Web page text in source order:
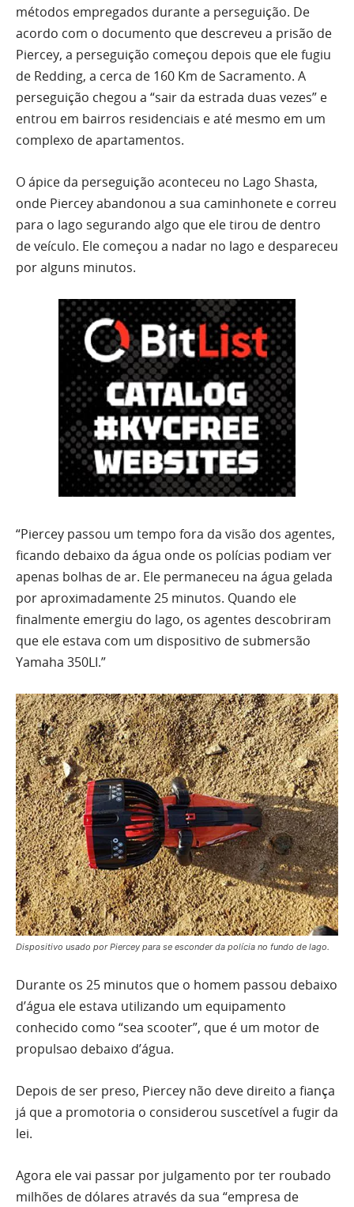
métodos empregados durante a perseguição. De
acordo com o documento que descreveu a prisão de
Piercey, a perseguição começou depois que ele fugiu
de Redding, a cerca de 160 Km de Sacramento. A
perseguição chegou a “sair da estrada duas vezes” e
entrou em bairros residenciais e até mesmo em um
complexo de apartamentos.
O ápice da perseguição aconteceu no Lago Shasta,
onde Piercey abandonou a sua caminhonete e correu
para o lago segurando algo que ele tirou de dentro
de veículo. Ele começou a nadar no lago e despareceu
por alguns minutos.
“Piercey passou um tempo fora da visão dos agentes,
ficando debaixo da água onde os polícias podiam ver
apenas bolhas de ar. Ele permaneceu na água gelada
por aproximadamente 25 minutos. Quando ele
finalmente emergiu do lago, os agentes descobriram
que ele estava com um dispositivo de submersão
Yamaha 350LI.”
Dispositivo usado por Piercey para se esconder da polícia no fundo de lago.
Durante os 25 minutos que o homem passou debaixo
d’água ele estava utilizando um equipamento
conhecido como “sea scooter”, que é um motor de
propulsao debaixo d’água.
Depois de ser preso, Piercey não deve direito a fiança
já que a promotoria o considerou suscetível a fugir da
lei.
Agora ele vai passar por julgamento por ter roubado
milhões de dólares através da sua “empresa de